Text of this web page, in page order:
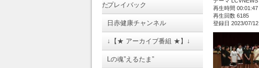
たプレイバック
日赤健康チャンネル
↓【★ アーカイブ番組 ★】↓
Lの魂”えるたま”
再生時間 00:01:47
再生回数 6185
登録日 2023/07/12